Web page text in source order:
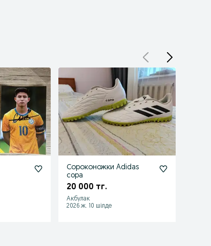
Сороконожки Adidas
copa
20 000 тг.
Акбулак
2026 ж. 10 шілде